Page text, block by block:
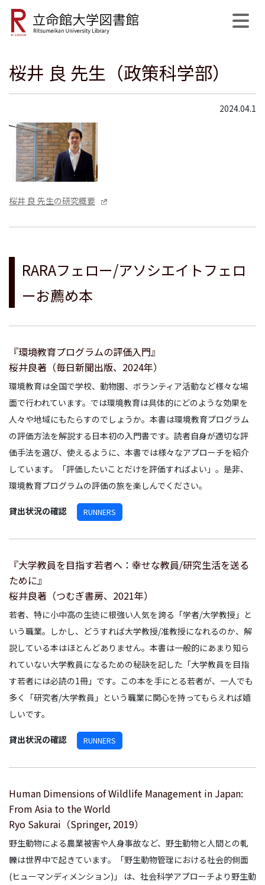
公式SNS 開館日程 MyLibrary English サイト内検索
桜井 良 先生（政策科学部）
2024.04.1
桜井 良 先生の研究概要
RARAフェロー/アソシエイトフェロ
ーお薦め本
『環境教育プログラムの評価入門』
桜井良著（毎日新聞出版、2024年）
環境教育は全国で学校、動物園、ボランティア活動など様々な場
面で行われています。では環境教育は具体的にどのような効果を
人々や地域にもたらすのでしょうか。本書は環境教育プログラム
の評価方法を解説する日本初の入門書です。読者自身が適切な評
価手法を選び、使えるように、本書では様々なアプローチを紹介
しています。「評価したいことだけを評価すればよい」。是非、
環境教育プログラムの評価の旅を楽しんでください。
貸出状況の確認 RUNNERS
『大学教員を目指す若者へ：幸せな教員/研究生活を送る
ために』
桜井良著（つむぎ書房、2021年）
若者、特に小中高の生徒に根強い人気を誇る「学者/大学教授」と
いう職業。しかし、どうすれば大学教授/准教授になれるのか、解
説している本はほとんどありません。本書は一般的にあまり知ら
れていない大学教員になるための秘訣を記した「大学教員を目指
す若者には必読の1冊」です。この本を手にとる若者が、一人でも
多く「研究者/大学教員」という職業に関心を持ってもらえれば嬉
しいです。
貸出状況の確認 RUNNERS
Human Dimensions of Wildlife Management in Japan:
From Asia to the World
Ryo Sakurai（Springer, 2019）
野生動物による農業被害や人身事故など、野生動物と人間との軋
轢は世界中で起きています。「野生動物管理における社会的側面
(ヒューマンディメンション)」 は、社会科学アプローチより野生動